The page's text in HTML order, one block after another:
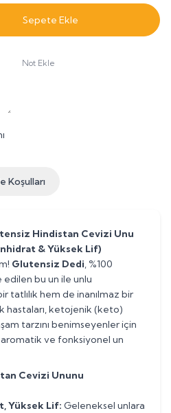
Sepete Ekle
Not Ekle
Koşulları
Hindistan Cevizi Unu
& Yüksek Lif)
Glutensiz Dedi, %100
bu un ile unlu
tatlılık hem de inanılmaz bir
hastaları, ketojenik (keto)
tarzını benimseyenler için
aromatik ve fonksiyonel un
Cevizi Ununu
Yüksek Lif: Geleneksel unlara